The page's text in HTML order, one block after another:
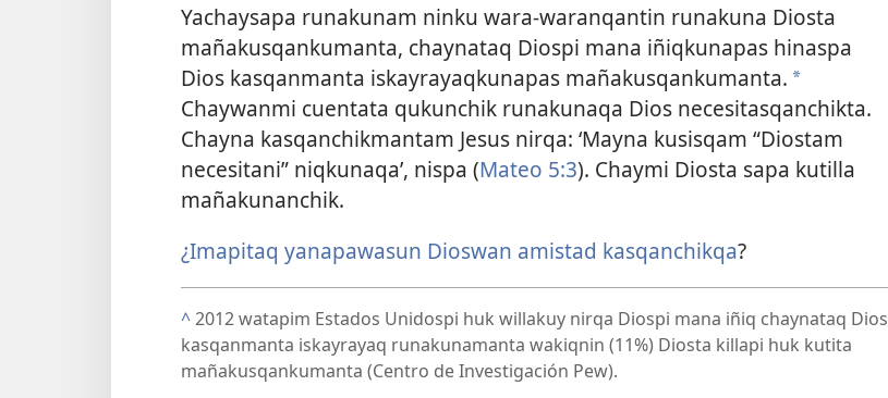
Yachaysapa runakunam ninku wara-waranqantin runakuna Diosta
mañakusqankumanta, chaynataq Diospi mana iñiqkunapas hinaspa
Dios kasqanmanta iskayrayaqkunapas mañakusqankumanta. *
Chaywanmi cuentata qukunchik runakunaqa Dios necesitasqanchikta.
Chayna kasqanchikmantam Jesus nirqa: ‘Mayna kusisqam “Diostam
necesitani” niqkunaqa’, nispa (Mateo 5:3). Chaymi Diosta sapa kutilla
mañakunanchik.
¿Imapitaq yanapawasun Dioswan amistad kasqanchikqa?
^2012 watapim Estados Unidospi huk willakuy nirqa Diospi mana iñiq chaynataq Dios
kasqanmanta iskayrayaq runakunamanta wakiqnin (11%) Diosta killapi huk kutita
mañakusqankumanta (Centro de Investigación Pew).